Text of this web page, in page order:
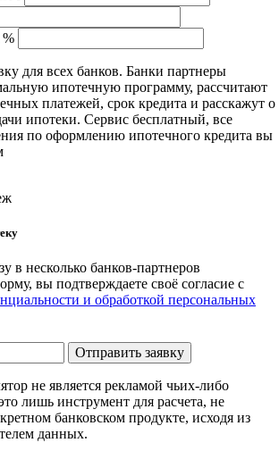
%
для всех банков. Банки партнеры
ипотечную программу, рассчитают
платежей, срок кредита и расскажут о
ипотеки. Сервис бесплатный, все
по оформлению ипотечного кредита вы
в несколько банков-партнеров
вы подтверждаете своё согласие с
и обработкой персональных
Отправить заявку
не является рекламой чьих-либо
лишь инструмент для расчета, не
банковском продукте, исходя из
данных.